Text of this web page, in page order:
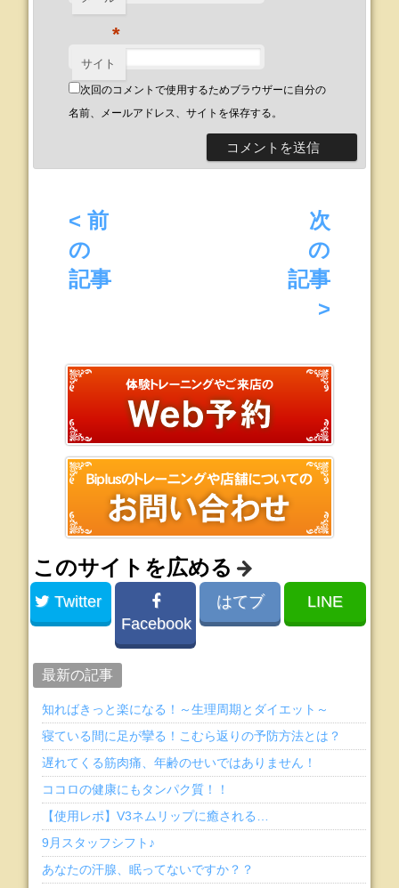
*
サイト
次回のコメントで使用するためブラウザーに自分の
名前、メールアドレス、サイトを保存する。
< 前
の
記事
次
の
記事
>
このサイトを広める
Twitter
Facebook
はてブ LINE
最新の記事
知ればきっと楽になる！～生理周期とダイエット～
寝ている間に足が攣る！こむら返りの予防方法とは？
遅れてくる筋肉痛、年齢のせいではありません！
ココロの健康にもタンパク質！！
【使用レポ】V3ネムリップに癒される…
9月スタッフシフト♪
あなたの汗腺、眠ってないですか？？